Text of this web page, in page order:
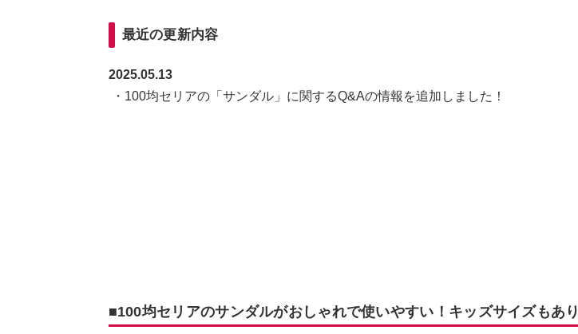
最近の更新内容
2025.05.13
・100均セリアの「サンダル」に関するQ&Aの情報を追加しました！
■100均セリアのサンダルがおしゃれで使いやすい！キッズサイズもあり